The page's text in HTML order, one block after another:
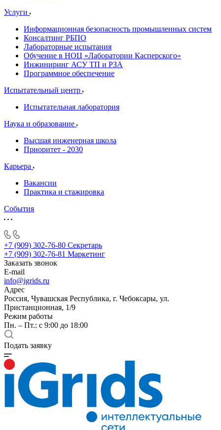
Услуги
Информационная безопасность промышленных систем
Консалтинг РБПО
Лабораторные испытания
Обучение в НОЦ «Лаборатории Касперского»
Инжиниринг АСУ ТП и РЗА
Программное обеспечение
Испытательный центр
Испытательная лаборатория
Наука и образование
Высшая инженерная школа
Приоритет - 2030
Карьера
Вакансии
Практика и стажировка
События
+7 (909) 302-76-80 Секретарь
+7 (909) 302-76-81 Маркетинг
Заказать звонок
E-mail
info@igrids.ru
Адрес
Россия, Чувашская Республика, г. Чебоксары, ул.
Пристанционная, 1/9
Режим работы
Пн. – Пт.: с 9:00 до 18:00
Подать заявку